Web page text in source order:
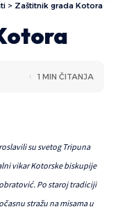
> Zaštitnik grada Kotora
1 MIN ČITANJA
su svetog Tripuna
vikar Kotorske biskupije
Po staroj tradiciji
stražu na misama u